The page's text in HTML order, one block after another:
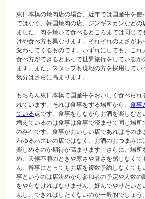
東日本橋の焼肉店の場合、近年では国産牛を使
ではなく、韓国焼肉の店、ジンギスカンなどの
ました。肉を焼いて食べるところまでは同じ
けや食べ方も異なります。それぞれのよさがあ
変わってくるものです。いずれにしても、これ
食べ方ができるとあって世界旅行をしている
ます。また、スタッフも現地の方を採用して
気分はさらに高まります。
もちろん東日本橋で国産牛をおいしく食べら
れています。それは食事をする場所から、食事
ている 点です。食事をしながらお酒を楽しむ
増えているのは食事は食事で済ませて同じ場所
の存在です。食事がおいしい店であればその
わゆるハズレの店ではなく、お酒のおつまみ
楽しめるのか期待が高まります。さらに、場所
め、天候不順のときや寒さや暑さを感じなくて
ん、幹事にとってもお店を複数予約しなくて
事というのは店決めから参加者の予定や人数の
をやらなければなりません。好んでやりたい
んし、できればしたくないのが一般的でしょう。